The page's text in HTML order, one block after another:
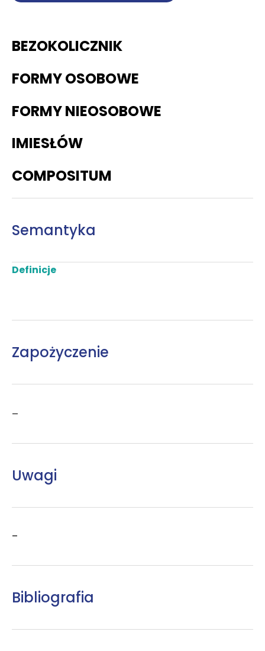
BEZOKOLICZNIK
FORMY OSOBOWE
FORMY NIEOSOBOWE
IMIESŁÓW
COMPOSITUM
Semantyka
Definicje
Zapożyczenie
–
Uwagi
–
Bibliografia